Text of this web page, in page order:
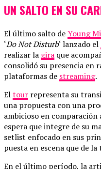
UN SALTO EN SU
El último salto deYoung
‘Do Not Disturb‘ lanzado el
realizar la gira que
consolidó su presencia en
plataformas de streaming.
Eltour representa su
una propuesta con una
ambicioso en comparación
espera que integre de su
setlist enfocado en sus
puesta en escena que de
En el último período, la